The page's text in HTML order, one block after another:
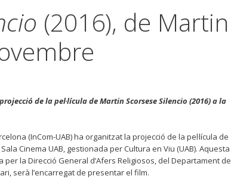
(2016), de Martin
de la pel·lícula de Martin ScorseseSilencio (2016) a la
(InCom-UAB) ha organitzat la projecció de la pel·lícula de
Cinema UAB, gestionada per Cultura en Viu (UAB). Aquesta
la Direcció General d’Afers Religiosos, del Departament de
serà l’encarregat de presentar el film.